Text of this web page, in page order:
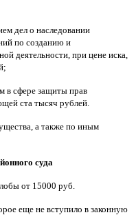
дел о наследовании
по созданию и
деятельности, при цене иска,
в сфере защиты прав
ста тысяч рублей.
а также по иным
суда
от 15000 руб.
еще не вступило в законную